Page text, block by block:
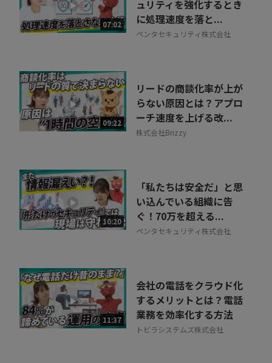
07:02
ュリティを強化するとき
に処理速度を落と...
ペンタセキュリティ株式会社
09:22
リードの商談化率が上が
らない原因とは？アプロ
ーチ速度を上げる改...
株式会社Brizzy
10:20
「私たちは安全だ」と思
い込んでいる組織に告
ぐ！70万を超える...
ペンタセキュリティ株式会社
11:37
会社の電話をクラウド化
するメリットとは？電話
業務を効率化する方法
トビラシステムズ株式会社